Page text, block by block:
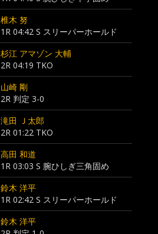
椎木 努
1R 04:42 S スリーパーホールド
杉江 アマゾン 大輔
2R 04:19 TKO
山崎 剛
2R 判定 3-0
滝田 Ｊ太郎
2R 01:22 TKO
高田 和道
1R 03:03 S 腕ひしぎ三角固め
鈴木 洋平
1R 02:42 S スリーパーホールド
鈴木 洋平